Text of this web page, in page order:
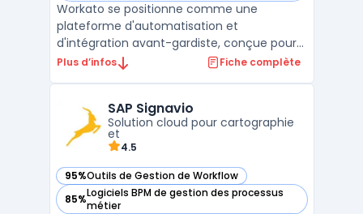
Workato se positionne comme une
plateforme d'automatisation et
d'intégration avant-gardiste, conçue pour
révolutionner la manière dont les
l'automatisation basée sur l'IA et une
approche low-code/no-code, Workato
démocrati ...
Plus d’infos Fiche complète
SAP Signavio
Solution cloud pour cartographie
et
4.5
95%Outils de Gestion de Workflow
— voir SAP Signavio dans cette catégorie
85%Logiciels BPM de gestion des processus
métier
— voir SAP Signavio dans cette catégorie